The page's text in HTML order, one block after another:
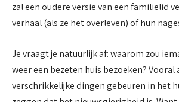
zal een oudere versie van een familielid
verhaal (als ze het overleven) of hun
Je vraagt je natuurlijk af: waarom zou
weer een bezeten huis bezoeken? Vooral
verschrikkelijke dingen gebeuren in het